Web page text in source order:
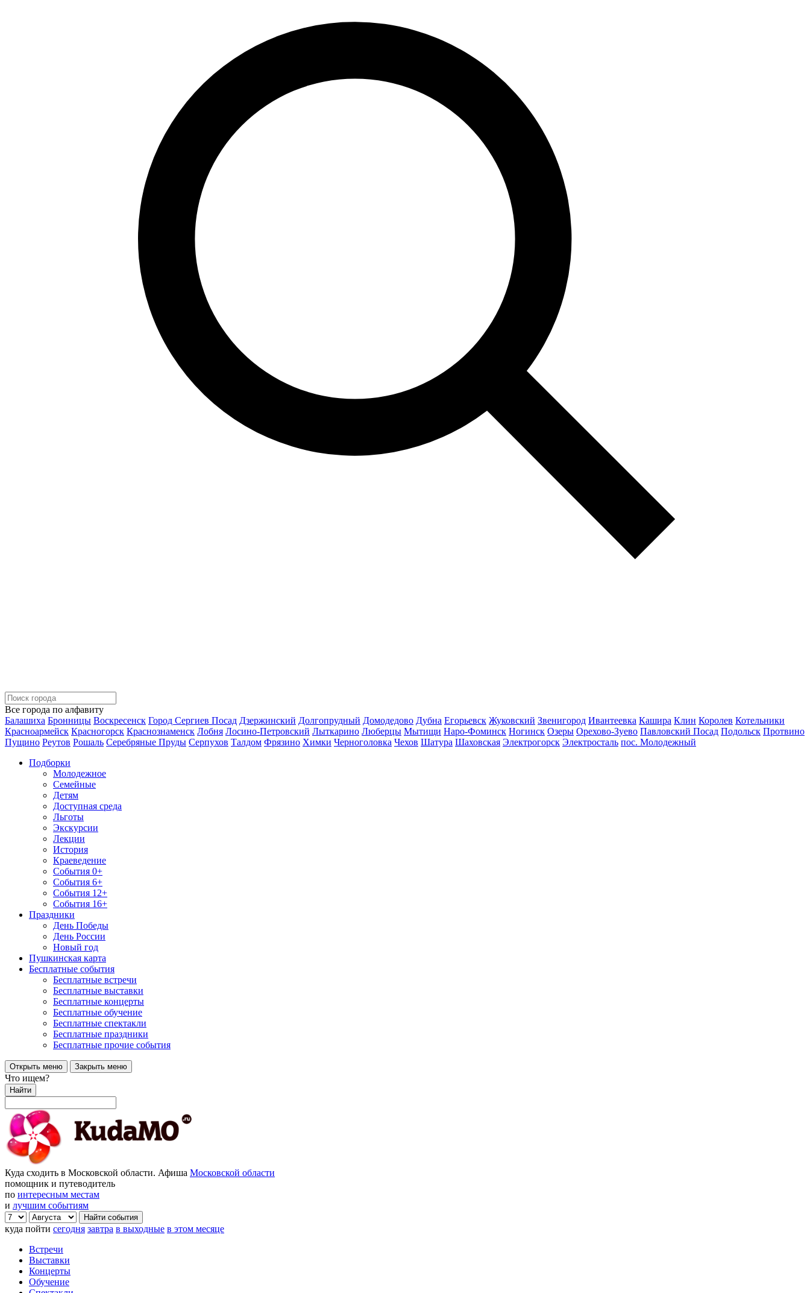
Все города по алфавиту
Балашиха Бронницы Воскресенск Город Сергиев Посад Дзержинский Долгопрудный Домодедово Дубна Егорьевск Жуковский Звенигород Ивантеевка Кашира Клин Королев Котельники
Красноармейск Красногорск Краснознаменск Лобня Лосино-Петровский Лыткарино Люберцы Мытищи Наро-Фоминск Ногинск Озеры Орехово-Зуево Павловский Посад Подольск Протвино
Пущино Реутов Рошаль Серебряные Пруды Серпухов Талдом Фрязино Химки Черноголовка Чехов Шатура Шаховская Электрогорск Электросталь пос. Молодежный
Подборки
Молодежное
Семейные
Детям
Доступная среда
Льготы
Экскурсии
Лекции
История
Краеведение
События 0+
События 6+
События 12+
События 16+
Праздники
День Победы
День России
Новый год
Пушкинская карта
Бесплатные события
Бесплатные встречи
Бесплатные выставки
Бесплатные концерты
Бесплатные обучение
Бесплатные спектакли
Бесплатные праздники
Бесплатные прочие события
Открыть меню Закрыть меню
Что ищем?
Найти
Куда сходить в Московской области. Афиша Московской области
помощник и путеводитель
по интересным местам
и лучшим событиям
куда пойти сегодня завтра в выходные в этом месяце
Встречи
Выставки
Концерты
Обучение